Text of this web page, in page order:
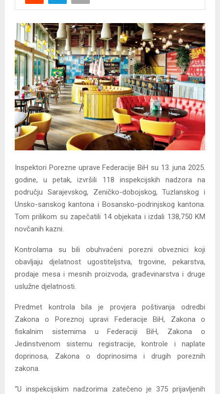
Y
M
E
N
U
Inspektori Porezne uprave Federacije BiH su 13. juna 2025.
godine, u petak, izvršili 118 inspekcijskih nadzora na
području Sarajevskog, Zeničko-dobojskog, Tuzlanskog i
Unsko-sanskog kantona i Bosansko-podrinjskog kantona.
Tom prilikom su zapečatili 14 objekata i izdali 138,750 KM
novčanih kazni.
Kontrolama su bili obuhvaćeni porezni obveznici koji
obavljaju djelatnost ugostiteljstva, trgovine, pekarstva,
prodaje mesa i mesnih proizvoda, građevinarstva i druge
uslužne djelatnosti.
Predmet kontrola bila je provjera poštivanja odredbi
Zakona o Poreznoj upravi Federacije BiH, Zakona o
fiskalnim sistemima u Federaciji BiH, Zakona o
Jedinstvenom sistemu registracije, kontrole i naplate
doprinosa, Zakona o doprinosima i drugih poreznih
zakona.
“U inspekcijskim nadzorima zatečeno je 375 prijavljenih